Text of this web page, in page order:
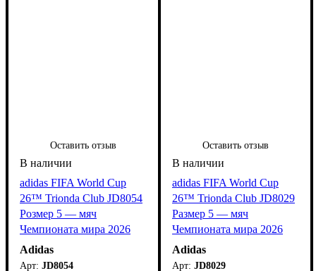
Оставить отзыв
adidas FIFA World Cup
26™ Trionda Club JD8054
Розмер 5 — мяч
Чемпионата мира 2026
Adidas
JD8054
Оставить отзыв
adidas FIFA World Cup
26™ Trionda Club JD8029
Размер 5 — мяч
Чемпионата мира 2026
Adidas
JD8029